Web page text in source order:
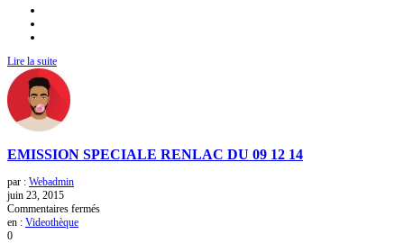
Lire la suite
EMISSION SPECIALE RENLAC DU 09 12 14
par : Webadmin
juin 23, 2015
Commentaires fermés
en : Videothèque
0